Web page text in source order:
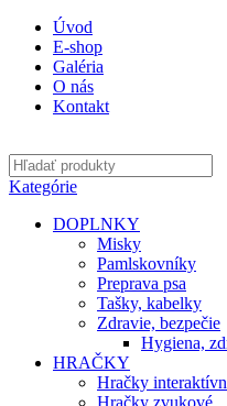
Úvod
E-shop
Galéria
O nás
Kontakt
Kategórie
DOPLNKY
Misky
Pamlskovníky
Preprava psa
Tašky, kabelky
Zdravie, bezpečie
Hygiena,
HRAČKY
Hračky
Hračky zvukové